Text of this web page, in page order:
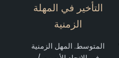
التأخير في المهلة
الزمنية
المتوسط. المهل الزمنية